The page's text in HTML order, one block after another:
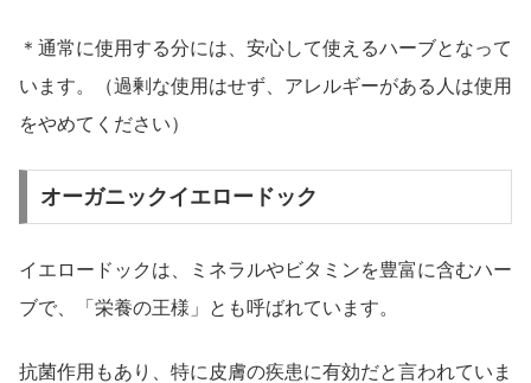
＊通常に使用する分には、安心して使えるハーブとなって
います。（過剰な使用はせず、アレルギーがある人は使用
をやめてください）
オーガニックイエロードック
イエロードックは、ミネラルやビタミンを豊富に含むハー
ブで、「栄養の王様」とも呼ばれています。
抗菌作用もあり、特に皮膚の疾患に有効だと言われていま